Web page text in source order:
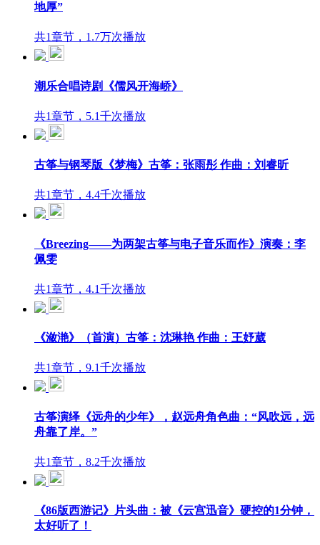
地厚”
共1章节，1.7万次播放
潮乐合唱诗剧《儒风开海峤》
共1章节，5.1千次播放
古筝与钢琴版《梦梅》古筝：张雨彤 作曲：刘睿昕
共1章节，4.4千次播放
《Breezing——为两架古筝与电子音乐而作》演奏：李
佩雯
共1章节，4.1千次播放
《潋滟》（首演）古筝：沈琳艳 作曲：王妤葳
共1章节，9.1千次播放
古筝演绎《远舟的少年》，赵远舟角色曲：“风吹远，远
舟靠了岸。”
共1章节，8.2千次播放
《86版西游记》片头曲：被《云宫迅音》硬控的1分钟，
太好听了！